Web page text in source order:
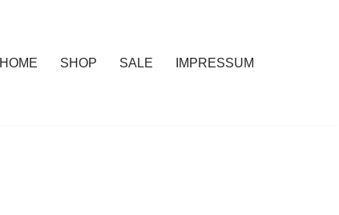
HOME SHOP SALE IMPRESSUM